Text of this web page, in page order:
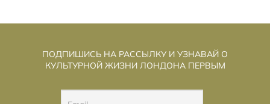
ПОДПИШИСЬ НА РАССЫЛКУ И УЗНАВАЙ О
КУЛЬТУРНОЙ ЖИЗНИ ЛОНДОНА ПЕРВЫМ